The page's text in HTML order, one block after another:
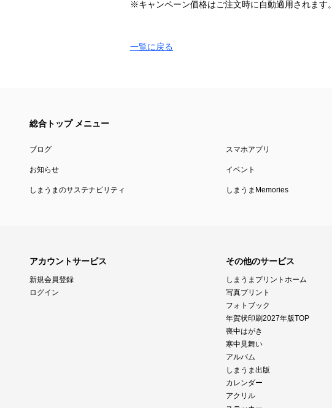
※キャンペーン価格はご注文時に自動適用されます。
一覧に戻る
総合トップ メニュー
ブログ スマホアプリ
お知らせ イベント
しまうまのサステナビリティ しまうまMemories
アカウントサービス
新規会員登録
ログイン
その他のサービス
しまうまプリントホーム
写真プリント
フォトブック
年賀状印刷2027年版TOP
喪中はがき
寒中見舞い
アルバム
しまうま出版
カレンダー
アクリル